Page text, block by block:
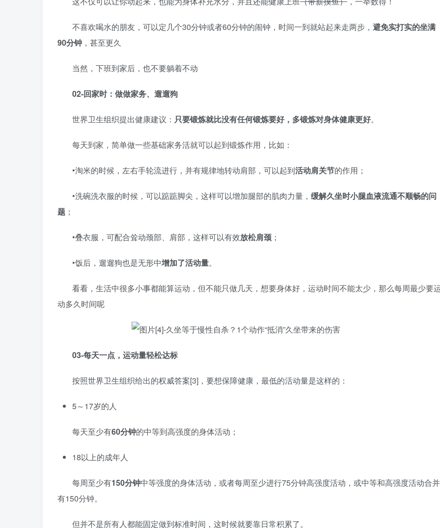
不喜欢喝水的朋友，可以定几个30分钟或者60分钟的闹钟，时间一到就站起来走两步， 避免实打实的坐满
90分钟 ，甚至更久
当然，下班到家后，也不要躺着不动
02-回家时：做做家务、遛遛狗
世界卫生组织提出健康建议： 只要锻炼就比没有任何锻炼要好，多锻炼对身体健康更好。
每天到家，简单做一些基础家务活就可以起到锻炼作用，比如：
•淘米的时候，左右手轮流进行，并有规律地转动肩部，可以起到活动肩关节的作用；
•洗碗洗衣服的时候，可以踮踮脚尖，这样可以增加腿部的肌肉力量， 缓解久坐时小腿血液流通不顺畅的问
题 ；
•叠衣服，可配合耸动颈部、肩部，这样可以有效放松肩颈 ；
•饭后，遛遛狗也是无形中增加了活动量。
看看，生活中很多小事都能算运动，但不能只做几天，想要身体好，运动时间不能太少，那么每周最少要
动多久时间呢
03-每天一点，运动量轻松达标
按照世界卫生组织给出的权威答案[3]，要想保障健康，最低的活动量是这样的：
5～17岁的人
每天至少有60分钟的中等到高强度的身体活动；
18以上的成年人
每周至少有150分钟中等强度的身体活动，或者每周至少进行75分钟高强度活动，或中等和高强度活动合并
有150分钟。
但并不是所有人都能固定做到标准时间，这时候就要靠日常积累了。